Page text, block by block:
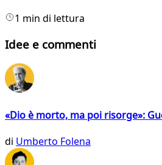
1 min di lettura
Idee e commenti
«Dio è morto, ma poi risorge»:
di Umberto Folena